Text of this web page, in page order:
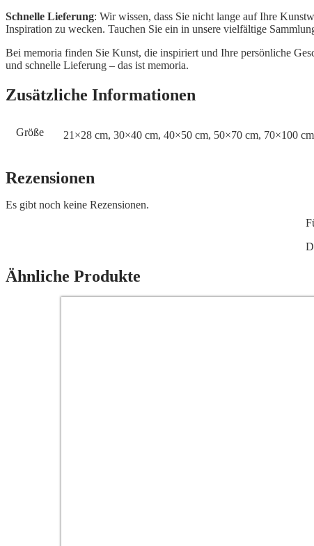
Schnelle Lieferung: Wir wissen, dass Sie nicht lange auf Ihre
Inspiration zu wecken. Tauchen Sie ein in unsere vielfältige
Bei memoria finden Sie Kunst, die inspiriert und Ihre persönliche
und schnelle Lieferung – das ist memoria.
Zusätzliche Informationen
Größe 21×28 cm, 30×40 cm, 40×50 cm, 50×70 cm, 70×100 cm
Rezensionen
Es gibt noch keine Rezensionen.
Ähnliche Produkte